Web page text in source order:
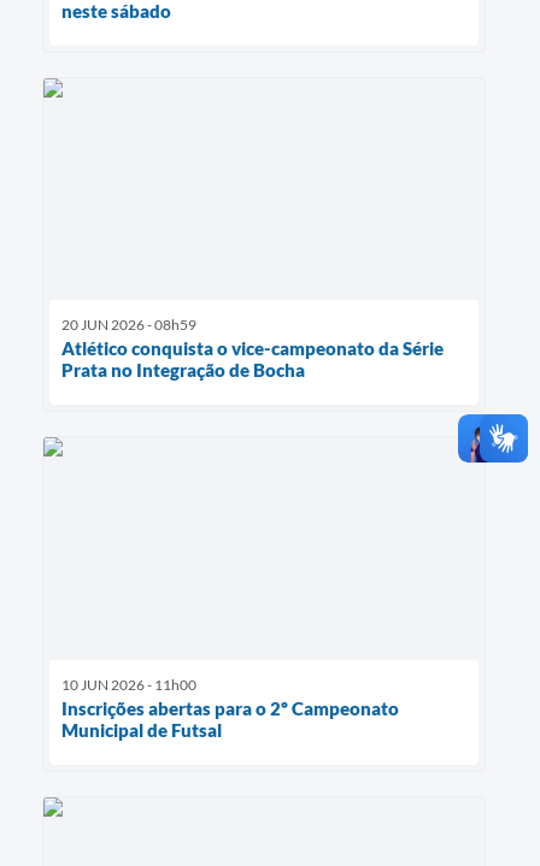
neste sábado
20 JUN 2026 - 08h59
Atlético conquista o vice-campeonato da Série
Prata no Integração de Bocha
10 JUN 2026 - 11h00
Inscrições abertas para o 2º Campeonato
Municipal de Futsal